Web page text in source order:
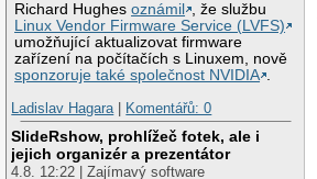
Richard Hughesoznámil
, že službu
Linux Vendor Firmware Service (LVFS)
umožňující aktualizovat firmware
zařízení na počítačích s Linuxem, nově
sponzoruje také společnost NVIDIA .
Ladislav Hagara | Komentářů: 0
SlideRshow, prohlížeč fotek, ale i
jejich organizér a prezentátor
4.8. 12:22 | Zajímavý software